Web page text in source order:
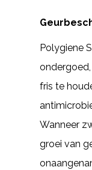
Polygiene
fris te
Wanneer
groei van